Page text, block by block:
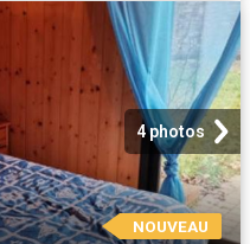
4 photos
NOUVEAU